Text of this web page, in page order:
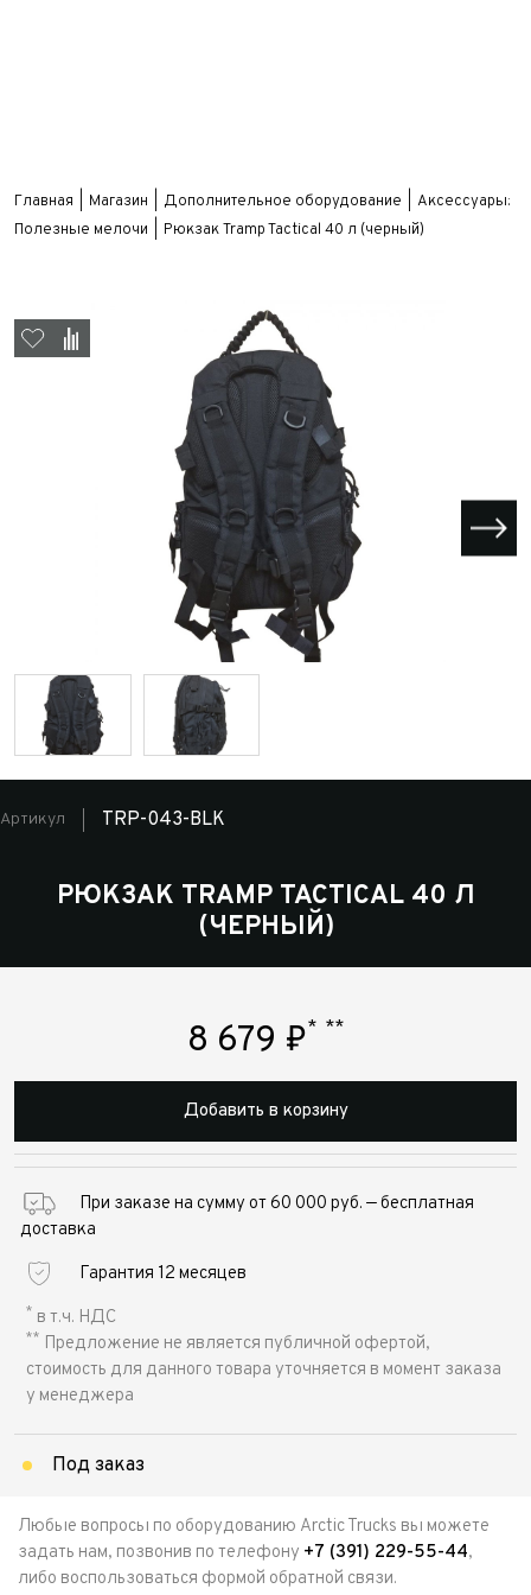
Главная Магазин Дополнительное оборудование
Аксессуары:
Полезные мелочи
Рюкзак Tramp Tactical 40 л (черный)
Артикул TRP-043-BLK
РЮКЗАК TRAMP TACTICAL 40 Л
(ЧЕРНЫЙ)
8 679 ₽* **
Добавить в корзину
При заказе на сумму от 60 000 руб. — бесплатная
доставка
Гарантия 12 месяцев
* в т.ч. НДС
** Предложение не является публичной офертой,
стоимость для данного товара уточняется в момент заказа
у менеджера
Под заказ
Любые вопросы по оборудованию Arctic Trucks вы можете
задать нам, позвонив по телефону +7 (391) 229-55-44,
либо воспользоваться формой обратной связи.